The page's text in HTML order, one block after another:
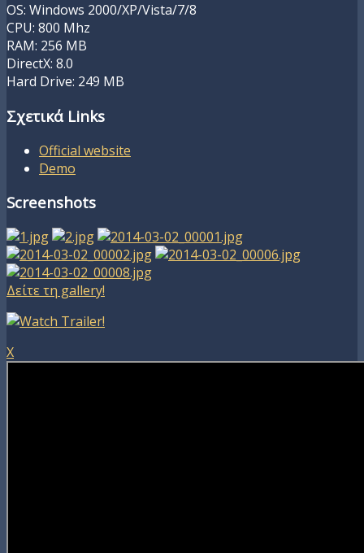
OS: Windows 2000/XP/Vista/7/8
CPU: 800 Mhz
RAM: 256 MB
DirectX: 8.0
Hard Drive: 249 MB
Σχετικά Links
Official website
Demo
Screenshots
Δείτε τη gallery!
X